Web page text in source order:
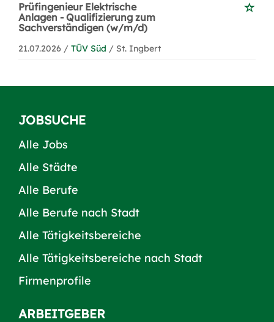
Prüfingenieur Elektrische
Anlagen - Qualifizierung zum
Sachverständigen (w/m/d)
21.07.2026 / TÜV Süd / St. Ingbert
JOBSUCHE
Alle Jobs
Alle Städte
Alle Berufe
Alle Berufe nach Stadt
Alle Tätigkeitsbereiche
Alle Tätigkeitsbereiche nach Stadt
Firmenprofile
ARBEITGEBER